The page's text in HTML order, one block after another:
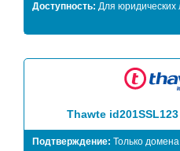
Доступность: Для юридических
Thawte id201SSL123
Подтверждение: Только домена